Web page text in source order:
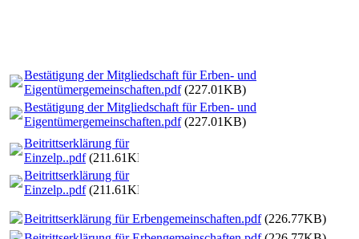
Bestätigung der Mitgliedschaft für Erben- und
Eigentümergemeinschaften.pdf(227.01KB)
Bestätigung der Mitgliedschaft für Erben- und
Eigentümergemeinschaften.pdf(227.01KB)
Beitrittserklärung für
Einzelp..pdf(211.61KB)
Beitrittserklärung für
Einzelp..pdf(211.61KB)
Beitrittserklärung für Erbengemeinschaften.pdf(226.77KB)